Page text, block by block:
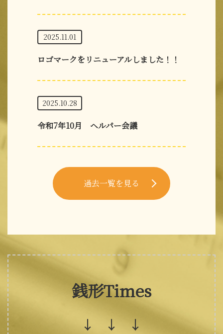
2025.11.01
ロゴマークをリニューアルしました！！
2025.10.28
令和7年10月 ヘルパー会議
過去一覧を見る
銭形Times
↓ ↓ ↓